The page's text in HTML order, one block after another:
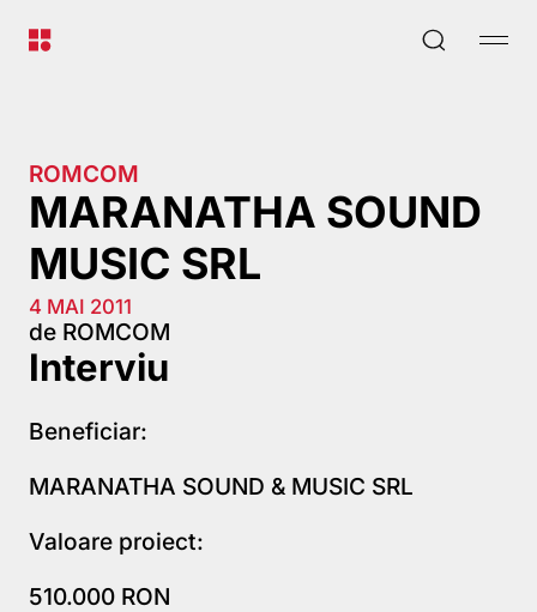
ROMCOM
MARANATHA SOUND
MUSIC SRL
4 MAI 2011
de ROMCOM
Interviu
Beneficiar:
MARANATHA SOUND & MUSIC SRL
Valoare proiect:
510.000 RON